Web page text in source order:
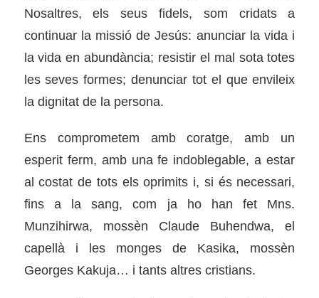
Nosaltres, els seus fidels, som cridats a
continuar la missió de Jesús: anunciar la vida i
la vida en abundància; resistir el mal sota totes
les seves formes; denunciar tot el que envileix
la dignitat de la persona.
Ens comprometem amb coratge, amb un
esperit ferm, amb una fe indoblegable, a estar
al costat de tots els oprimits i, si és necessari,
fins a la sang, com ja ho han fet Mns.
Munzihirwa, mossèn Claude Buhendwa, el
capellà i les monges de Kasika, mossèn
Georges Kakuja… i tants altres cristians.